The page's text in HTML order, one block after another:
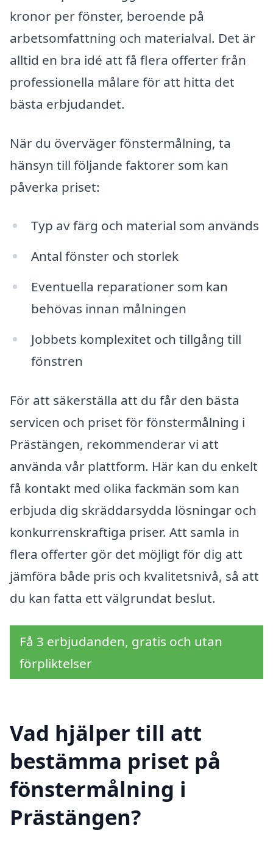
kronor per fönster, beroende på
arbetsomfattning och materialval. Det är
alltid en bra idé att få flera offerter från
professionella målare för att hitta det
bästa erbjudandet.
När du överväger fönstermålning, ta
hänsyn till följande faktorer som kan
påverka priset:
Typ av färg och material som används
Antal fönster och storlek
Eventuella reparationer som kan
behövas innan målningen
Jobbets komplexitet och tillgång till
fönstren
För att säkerställa att du får den bästa
servicen och priset för fönstermålning i
Prästängen, rekommenderar vi att
använda vår plattform. Här kan du enkelt
få kontakt med olika fackmän som kan
erbjuda dig skräddarsydda lösningar och
konkurrenskraftiga priser. Att samla in
flera offerter gör det möjligt för dig att
jämföra både pris och kvalitetsnivå, så att
du kan fatta ett välgrundat beslut.
Få 3 erbjudanden, gratis och utan
förpliktelser
Vad hjälper till att
bestämma priset på
fönstermålning i
Prästängen?